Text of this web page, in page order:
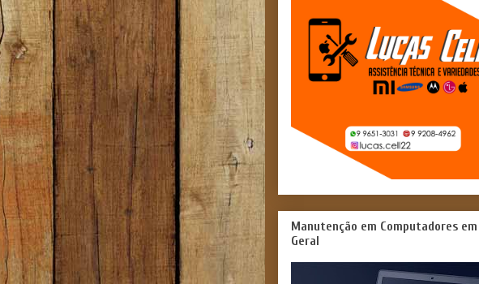
Manutenção em Computadores em
Geral